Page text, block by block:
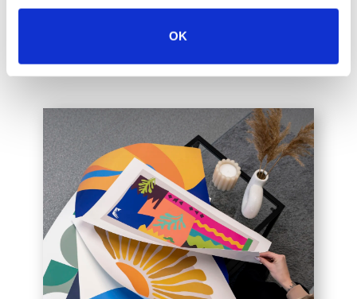
OK
mumis el. paštu labas@drobiunamai.lt